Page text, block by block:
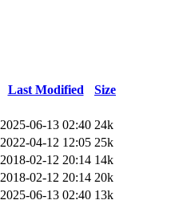
Last Modified
Size
2025-06-13 02:40 24k
2022-04-12 12:05 25k
2018-02-12 20:14 14k
2018-02-12 20:14 20k
2025-06-13 02:40 13k